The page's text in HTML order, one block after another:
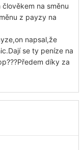
člověkem na směnu
z payzy na
napsal,že
se ty peníze na
díky za